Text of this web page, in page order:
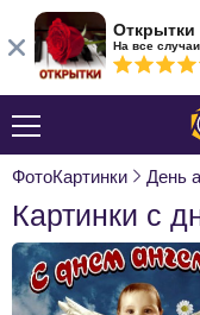
ФотоКартинки День
Картинки с
Открытки
На все